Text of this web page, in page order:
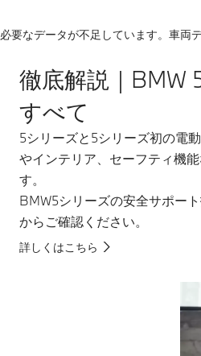
必要なデータが不足しています。車両
徹底解説｜BMW
すべて
5シリーズと5シリーズ初の電
やインテリア、セーフティ機
す。
BMW5シリーズの安全サポー
からご確認ください。
詳しくはこちら